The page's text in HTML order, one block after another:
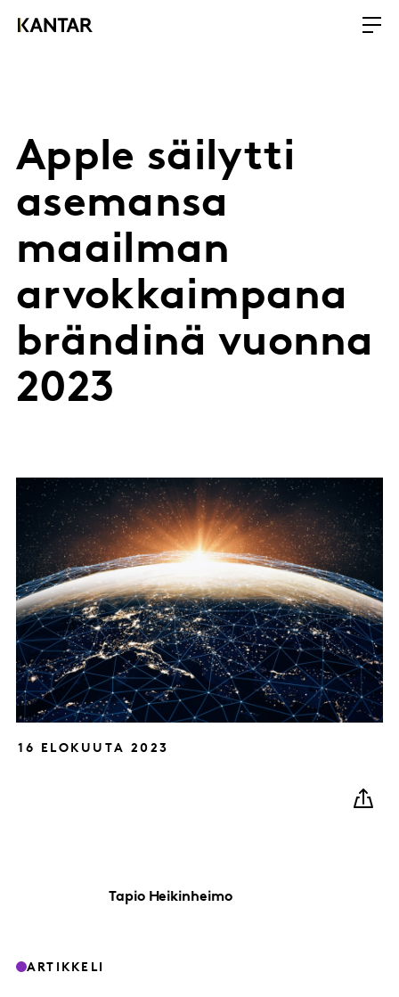
Apple säilytti
asemansa
maailman
arvokkaimpana
brändinä vuonna
2023
16 ELOKUUTA 2023
Tapio Heikinheimo
ARTIKKELI